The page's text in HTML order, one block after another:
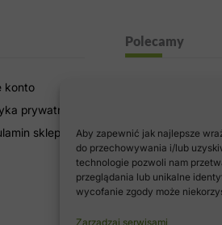
Aby zapewnić jak najlepsze
do przechowywania i/lub
technologie pozwoli nam
przeglądania lub unikalne
wycofanie zgody może
Zarządzaj serwisami
Polecamy
konto
prywatności
sklepu